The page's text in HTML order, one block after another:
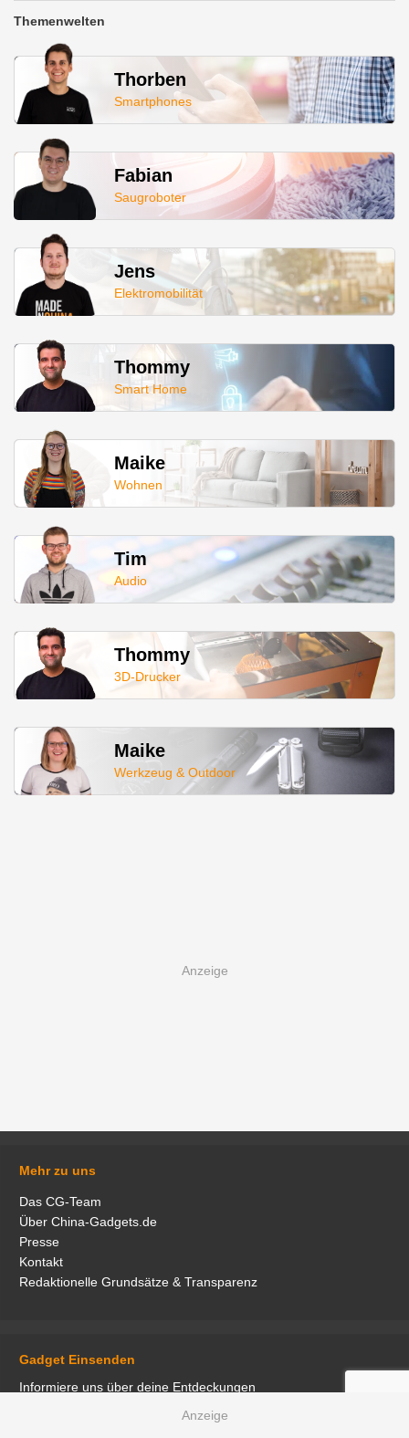
Themenwelten
Thorben
Smartphones
Fabian
Saugroboter
Jens
Elektromobilität
Thommy
Smart Home
Maike
Wohnen
Tim
Audio
Thommy
3D-Drucker
Maike
Werkzeug & Outdoor
Mehr zu uns
Das CG-Team
Über China-Gadgets.de
Presse
Kontakt
Redaktionelle Grundsätze & Transparenz
Gadget Einsenden
Informiere uns über deine Entdeckungen